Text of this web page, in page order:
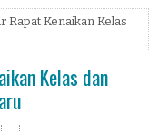
Rapat Kenaikan Kelas
Kelas dan